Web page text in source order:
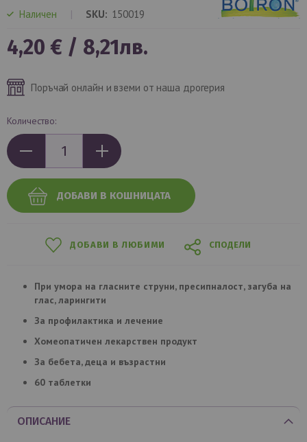
снимкиНаличен
SKU 150019
4,20 € / 8,21лв.
Поръчай онлайн и вземи от наша дрогерия
Количество:
ДОБАВИ В КОШНИЦАТА
ДОБАВИ В ЛЮБИМИ СПОДЕЛИ
При умора на гласните струни, пресипналост, загуба на
глас, ларингити
За профилактика и лечение
Хомеопатичен лекарствен продукт
За бебета, деца и възрастни
60 таблетки
ОПИСАНИЕ